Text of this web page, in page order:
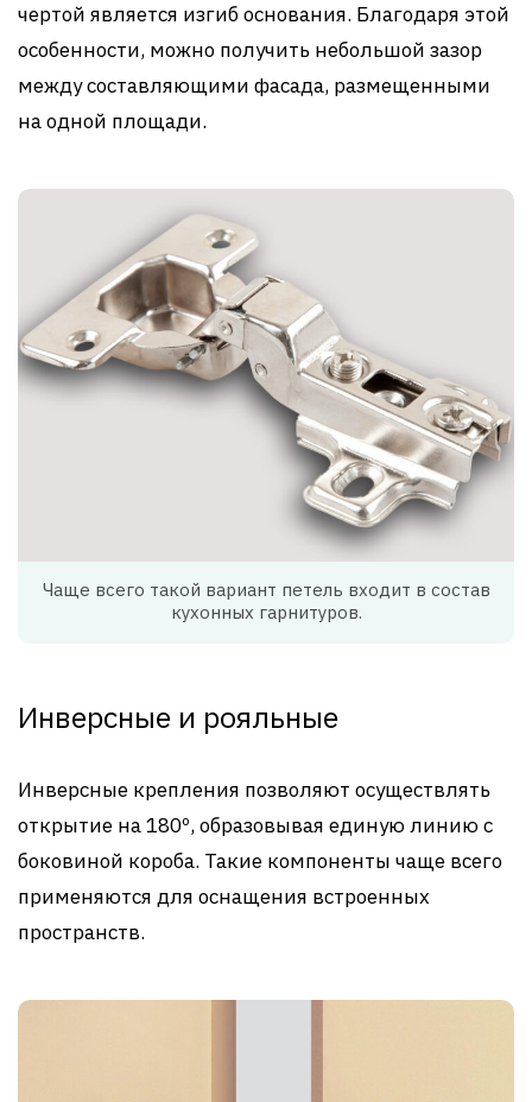
чертой является изгиб основания. Благодаря этой
особенности, можно получить небольшой зазор
между составляющими фасада, размещенными
на одной площади.
Чаще всего такой вариант петель входит в состав
кухонных гарнитуров.
Инверсные и рояльные
Инверсные крепления позволяют осуществлять
открытие на 180º, образовывая единую линию с
боковиной короба. Такие компоненты чаще всего
применяются для оснащения встроенных
пространств.